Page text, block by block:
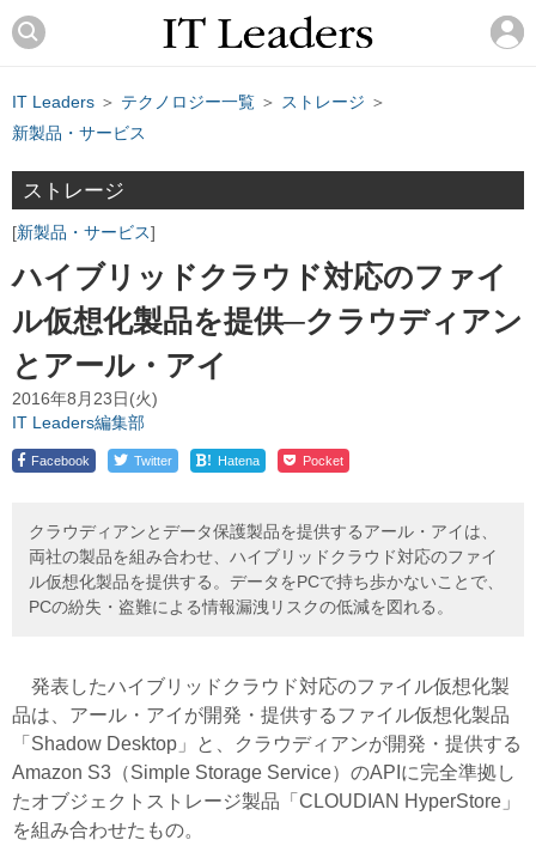
IT Leaders ＞ テクノロジー一覧 ＞ ストレージ ＞
新製品・サービス
ストレージ
新製品・サービス
ハイブリッドクラウド対応のファイ
ル仮想化製品を提供─クラウディアン
とアール・アイ
2016年8月23日(火)
IT Leaders編集部
Facebook Twitter ! Hatena Pocket
クラウディアンとデータ保護製品を提供するアール・アイは、
両社の製品を組み合わせ、ハイブリッドクラウド対応のファイ
ル仮想化製品を提供する。データをPCで持ち歩かないことで、
PCの紛失・盗難による情報漏洩リスクの低減を図れる。
発表したハイブリッドクラウド対応のファイル仮想化製
品は、アール・アイが開発・提供するファイル仮想化製品
「Shadow Desktop」と、クラウディアンが開発・提供する
Amazon S3（Simple Storage Service）のAPIに完全準拠し
たオブジェクトストレージ製品「CLOUDIAN HyperStore」
を組み合わせたもの。